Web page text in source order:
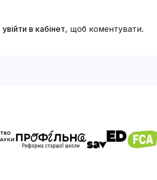
увійти в кабінет, щоб коментувати.